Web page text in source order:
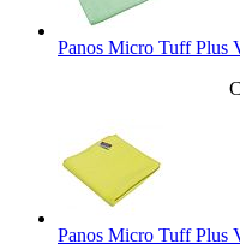
Panos Micro Tuff Plus
Panos Micro Tuff Plus